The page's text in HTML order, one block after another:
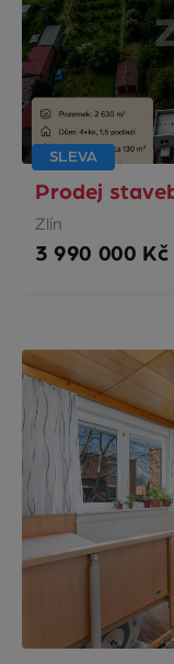
SLEVA
Prodej
Zlín
3 990 000 Kč